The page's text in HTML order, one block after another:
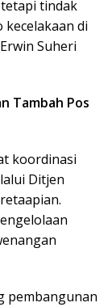
tindak
di
Suheri
Tambah Pos
koordinasi
Ditjen
pembangunan